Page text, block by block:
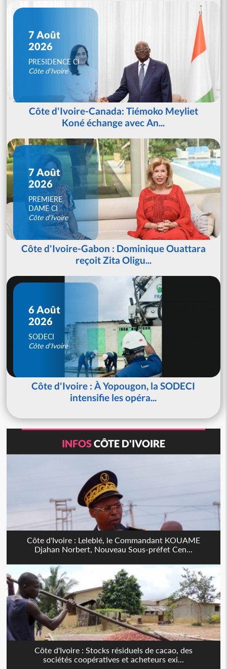
7 Août
2026
PRESIDENCE CI
Côte d'Ivoire
Côte d'Ivoire-Canada: Tiémoko Meyliet
Koné échange avec An...
7 Août
2026
PREMIERE
DAME CI
Côte d'Ivoire
Côte d'Ivoire-Gabon : Dominique Ouattara
reçoit Zita Oligu...
6 Août
2026
SODECI
Côte d'Ivoire
Côte d'Ivoire : À Yopougon, la SODECI
intensifie les opéra...
INFOSCÔTE D'IVOIRE
Côte d'Ivoire : Leleblé, le Commandant KOUAME
Djahan Norbert, Nouveau Sous-préfet Cen...
Côte d'Ivoire : Stocks résiduels de cacao, des
sociétés coopératives et acheteurs exi...